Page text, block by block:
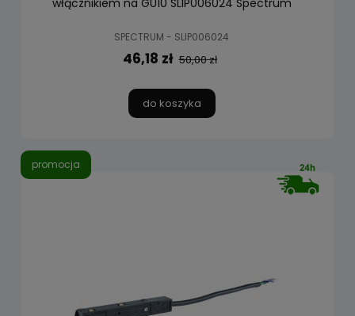
włącznikiem na GU10 SLIP006024 Spectrum
SPECTRUM - SLIP006024
46,18 zł 50,00 zł
do koszyka
promocja